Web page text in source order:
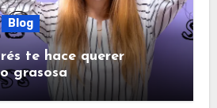
Blog
te hace querer
grasosa